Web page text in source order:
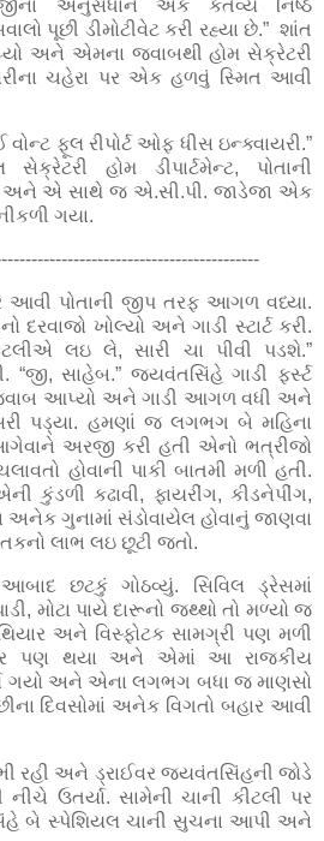
અનુસંધાને એક કર્તવ્ય નિષ્ઠ
પૂછી ડીમોટીવેટ કરી રહ્યા છે.” શાંત
અને એમના જવાબથી હોમ સેક્રેટરી
ચહેરા પર એક હળવું સ્મિત આવી
ફૂલ રીપોર્ટ ઓફ ધીસ ઇન્ક્વાયરી.”
હોમ ડીપાર્ટમેન્ટ, પોતાની
અને એ સાથે જ એ.સી.પી. જાડેજા એક
ગયા.
આવી પોતાની જીપ તરફ આગળ વધ્યા.
દરવાજો ખોલ્યો અને ગાડી સ્ટાર્ટ કરી.
લઇ લે, સારી ચા પીવી પડશે.”
“જી, સાહેબ.” જયવંતસિંહે ગાડી ફર્સ્ટ
આપ્યો અને ગાડી આગળ વધી અને
પડ્યા. હમણાં જ લગભગ બે મહિના
અરજી કરી હતી એનો ભત્રીજો
હોવાની પાકી બાતમી મળી હતી.
કુંડળી કઢાવી, ફાયરીંગ, કીડનેપીંગ,
ગુનામાં સંડોવાયેલ હોવાનું જાણવા
લાભ લઇ છૂટી જતો.
છટકું ગોઠવ્યું. સિવિલ ડ્રેસમાં
મોટા પાયે દારૂનો જથ્થો તો મળ્યો જ
અને વિસ્ફોટક સામગ્રી પણ મળી
પણ થયા અને એમાં આ રાજકીય
ગયો અને એના લગભગ બધા જ માણસો
દિવસોમાં અનેક વિગતો બહાર આવી
રહી અને ડ્રાઈવર જયવંતસિંહની જોડે
ઉતર્યા. સામેની ચાની કીટલી પર
બે સ્પેશિયલ ચાની સુચના આપી અને